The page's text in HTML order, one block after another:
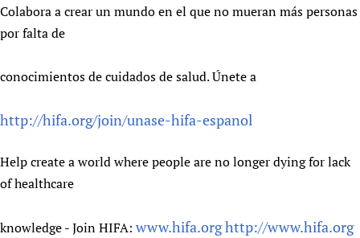
Colabora a crear un mundo en el que no mueran más personas
por falta de
conocimientos de cuidados de salud. Únete a
http://hifa.org/join/unase-hifa-espanol
Help create a world where people are no longer dying for lack
of healthcare
knowledge - Join HIFA: www.hifa.orghttp://www.hifa.org